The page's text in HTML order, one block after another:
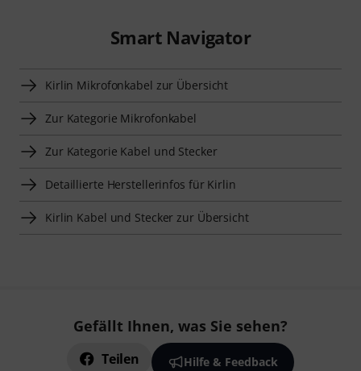
Smart Navigator
Kirlin Mikrofonkabel zur Übersicht
Zur Kategorie Mikrofonkabel
Zur Kategorie Kabel und Stecker
Detaillierte Herstellerinfos für Kirlin
Kirlin Kabel und Stecker zur Übersicht
Gefällt Ihnen, was Sie sehen?
Teilen Hilfe & Feedback